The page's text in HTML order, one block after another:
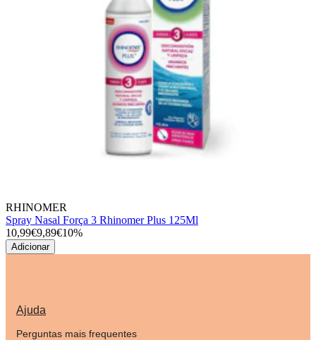
RHINOMER
Spray Nasal Força 3 Rhinomer Plus 125Ml
10,99€9,89€10%
Adicionar
Ajuda
Perguntas mais frequentes